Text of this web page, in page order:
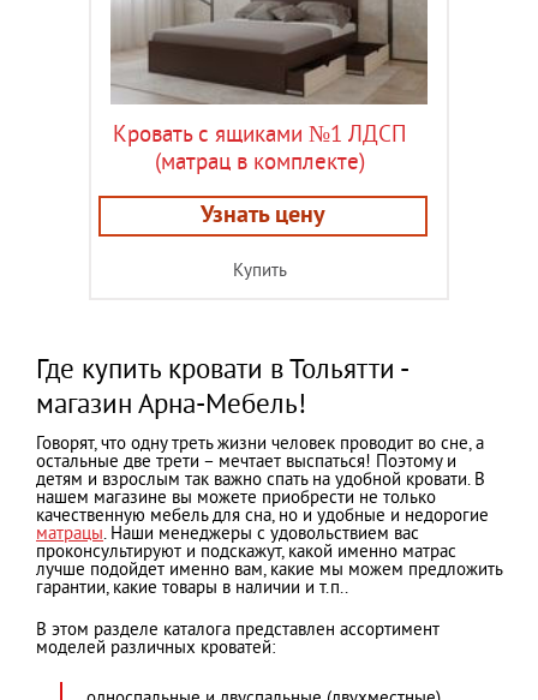
Кровать с ящиками №1 ЛДСП
(матрац в комплекте)
Узнать цену
Купить
Где купить кровати в Тольятти -
магазин Арна-Мебель!
Говорят, что одну треть жизни человек проводит во сне, а
остальные две трети – мечтает выспаться! Поэтому и
детям и взрослым так важно спать на удобной кровати. В
нашем магазине вы можете приобрести не только
качественную мебель для сна, но и удобные и недорогие
матрацы. Наши менеджеры с удовольствием вас
проконсультируют и подскажут, какой именно матрас
лучше подойдет именно вам, какие мы можем предложить
гарантии, какие товары в наличии и т.п..
В этом разделе каталога представлен ассортимент
моделей различных кроватей: